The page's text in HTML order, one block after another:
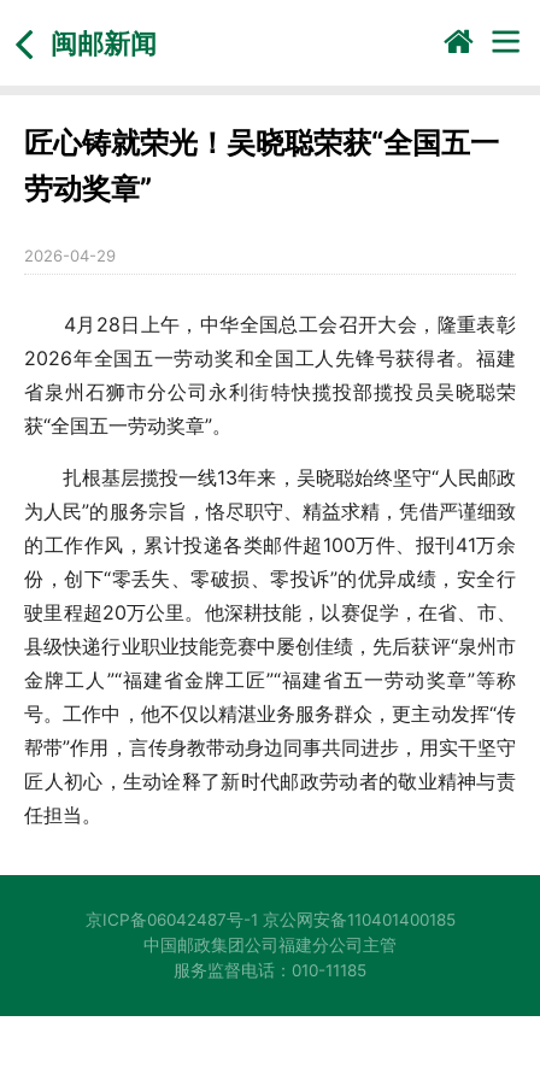
闽邮新闻
匠心铸就荣光！吴晓聪荣获“全国五一
劳动奖章”
2026-04-29
4月28日上午，中华全国总工会召开大会，隆重表彰
2026年全国五一劳动奖和全国工人先锋号获得者。福建
省泉州石狮市分公司永利街特快揽投部揽投员吴晓聪荣
获“全国五一劳动奖章”。
扎根基层揽投一线13年来，吴晓聪始终坚守“人民邮政
为人民”的服务宗旨，恪尽职守、精益求精，凭借严谨细致
的工作作风，累计投递各类邮件超100万件、报刊41万余
份，创下“零丢失、零破损、零投诉”的优异成绩，安全行
驶里程超20万公里。他深耕技能，以赛促学，在省、市、
县级快递行业职业技能竞赛中屡创佳绩，先后获评“泉州市
金牌工人”“福建省金牌工匠”“福建省五一劳动奖章”等称
号。工作中，他不仅以精湛业务服务群众，更主动发挥“传
帮带”作用，言传身教带动身边同事共同进步，用实干坚守
匠人初心，生动诠释了新时代邮政劳动者的敬业精神与责
任担当。
京ICP备06042487号-1 京公网安备110401400185
中国邮政集团公司福建分公司主管
服务监督电话：010-11185